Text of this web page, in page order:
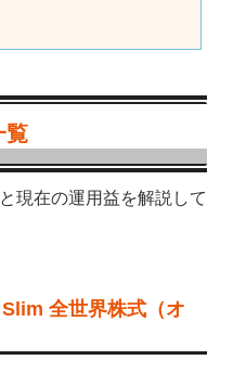
覧
現在の運用益を解説して
全世界株式（オ